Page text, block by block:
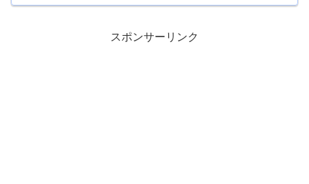
スポンサーリンク